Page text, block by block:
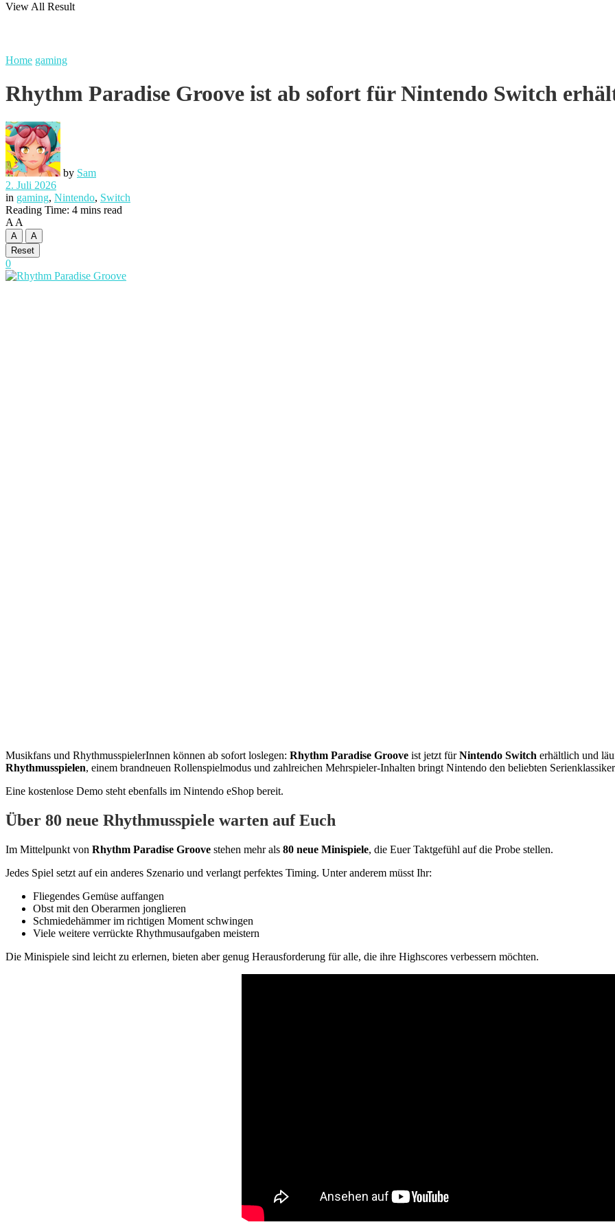
View All Result
Home gaming
Rhythm Paradise Groove ist ab sofort für Nintendo Switch
by Sam
2. Juli 2026
in gaming, Nintendo, Switch
Reading Time: 4 mins read
A A
A
A
Reset
0
Musikfans und RhythmusspielerInnen können ab sofort loslegen: Rhythm Paradise Groove ist jetzt fürNintendo Switch erhältlich und
Rhythmusspielen, einem brandneuen Rollenspielmodus und zahlreichen Mehrspieler-Inhalten bringt Nintendo den beliebten
Eine kostenlose Demo steht ebenfalls im Nintendo eShop bereit.
Über 80 neue Rhythmusspiele warten auf Euch
Im Mittelpunkt von Rhythm Paradise Groove stehen mehr als 80 neue Minispiele, die Euer Taktgefühl auf die Probe stellen.
Jedes Spiel setzt auf ein anderes Szenario und verlangt perfektes Timing. Unter anderem müsst Ihr:
Fliegendes Gemüse auffangen
Obst mit den Oberarmen jonglieren
Schmiedehämmer im richtigen Moment schwingen
Viele weitere verrückte Rhythmusaufgaben meistern
Die Minispiele sind leicht zu erlernen, bieten aber genug Herausforderung für alle, die ihre Highscores verbessern möchten.